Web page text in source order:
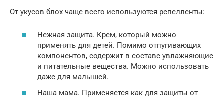
От укусов блох чаще всего используются репелленты:
Нежная защита. Крем, который можно
применять для детей. Помимо отпугивающих
компонентов, содержит в составе увлажняющие
и питательные вещества. Можно использовать
даже для малышей.
Наша мама. Применяется как для защиты от